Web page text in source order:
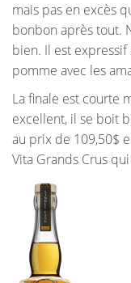
mais pas en excès
bonbon après tout.
bien. Il est
pomme avec les
La finale est courte
excellent, il se boit
au prix de 109,50$
Vita Grands Crus